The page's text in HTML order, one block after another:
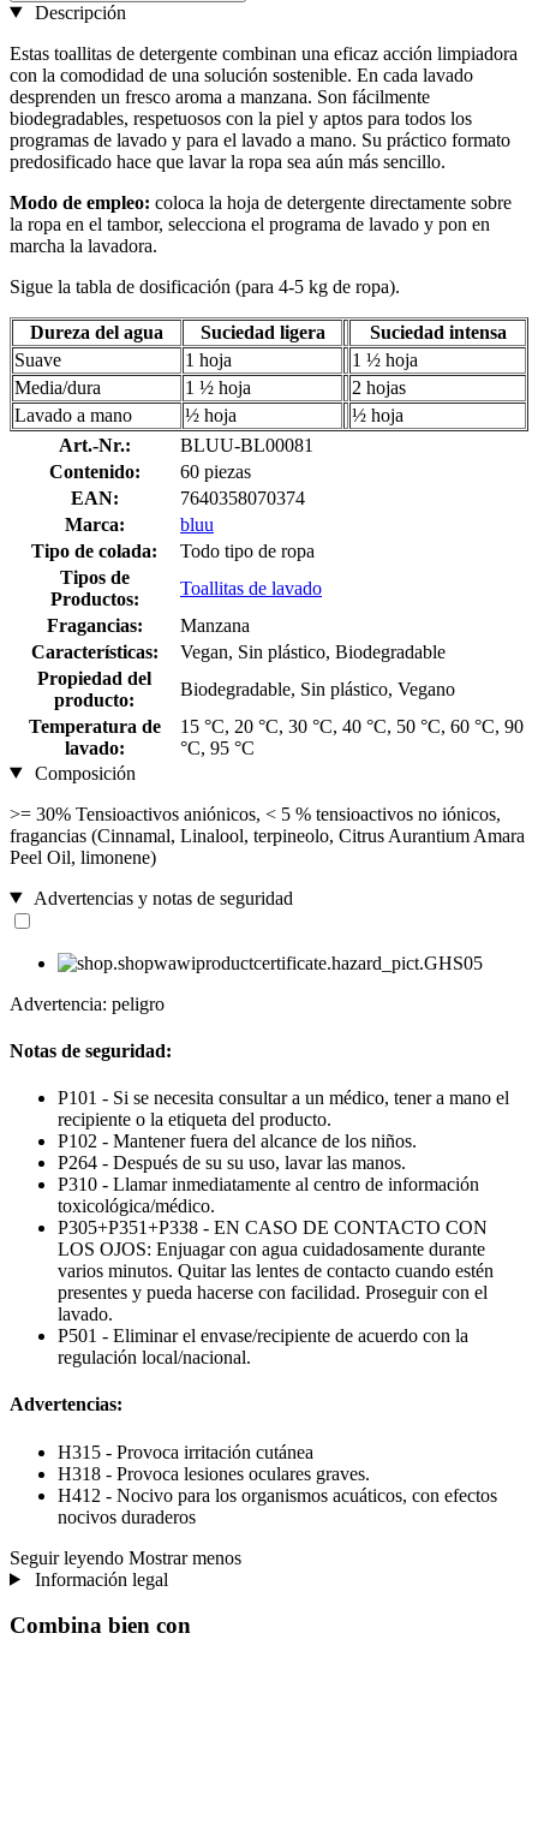
Descripción
Estas toallitas de detergente combinan una eficaz acción limpiadora
con la comodidad de una solución sostenible. En cada lavado
desprenden un fresco aroma a manzana. Son fácilmente
biodegradables, respetuosos con la piel y aptos para todos los
programas de lavado y para el lavado a mano. Su práctico formato
predosificado hace que lavar la ropa sea aún más sencillo.
Modo de empleo: coloca la hoja de detergente directamente sobre
la ropa en el tambor, selecciona el programa de lavado y pon en
marcha la lavadora.
Sigue la tabla de dosificación (para 4-5 kg de ropa).
Dureza del agua Suciedad ligera
Suciedad intensa
Suave
1 hoja
1 ½ hoja
Media/dura
1 ½ hoja
2 hojas
Lavado a mano
½ hoja
½ hoja
Art.-Nr.:
BLUU-BL00081
Contenido:
60 piezas
EAN:
7640358070374
Marca:
bluu
Tipo de colada:
Todo tipo de ropa
Tipos de
Productos:
Toallitas de lavado
Fragancias:
Manzana
Características:
Vegan, Sin plástico, Biodegradable
Propiedad del
producto:
Biodegradable, Sin plástico, Vegano
Temperatura de
lavado:
15 °C, 20 °C, 30 °C, 40 °C, 50 °C, 60 °C, 90
°C, 95 °C
Composición
>= 30% Tensioactivos aniónicos, < 5 % tensioactivos no iónicos,
fragancias (Cinnamal, Linalool, terpineolo, Citrus Aurantium Amara
Peel Oil, limonene)
Advertencias y notas de seguridad
Advertencia: peligro
Notas de seguridad:
P101 - Si se necesita consultar a un médico, tener a mano el
recipiente o la etiqueta del producto.
P102 - Mantener fuera del alcance de los niños.
P264 - Después de su su uso, lavar las manos.
P310 - Llamar inmediatamente al centro de información
toxicológica/médico.
P305+P351+P338 - EN CASO DE CONTACTO CON
LOS OJOS: Enjuagar con agua cuidadosamente durante
varios minutos. Quitar las lentes de contacto cuando estén
presentes y pueda hacerse con facilidad. Proseguir con el
lavado.
P501 - Eliminar el envase/recipiente de acuerdo con la
regulación local/nacional.
Advertencias:
H315 - Provoca irritación cutánea
H318 - Provoca lesiones oculares graves.
H412 - Nocivo para los organismos acuáticos, con efectos
nocivos duraderos
Seguir leyendo Mostrar menos
Información legal
Combina bien con